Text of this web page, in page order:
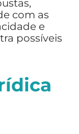
com as
e
possíveis